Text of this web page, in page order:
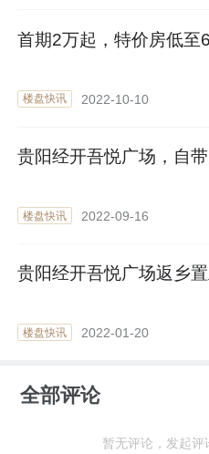
首期2万起，特价房低至
楼盘快讯 2022-10-10
贵阳经开吾悦广场，自
楼盘快讯 2022-09-16
贵阳经开吾悦广场返乡
楼盘快讯 2022-01-20
全部评论
暂无评论，发起评